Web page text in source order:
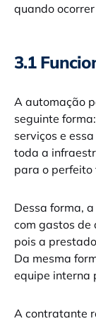
quando
3.1
A automação
seguinte
serviços e
toda a
para o perfeito
Dessa forma,
com gastos de
pois a
Da mesma
equipe interna
A contratante